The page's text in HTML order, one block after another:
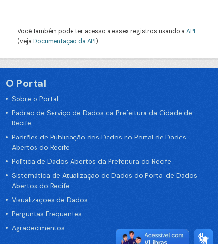
Você também pode ter acesso a esses registros usando a API
(veja Documentação da API).
O Portal
Sobre o Portal
Padrão de Serviço de Dados da Prefeitura da Cidade de
Recife
Padrões de Publicação dos Dados no Portal de Dados
Abertos do Recife
Política de Dados Abertos da Prefeitura do Recife
Sistemática de Atualização de Dados do Portal de Dados
Abertos do Recife
Visualizações de Dados
Perguntas Frequentes
Agradecimentos